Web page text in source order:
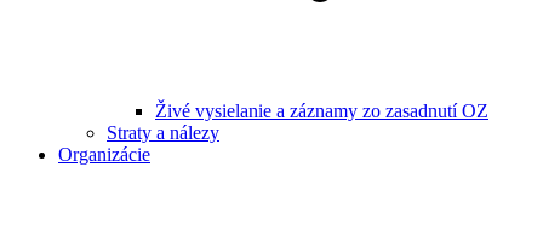
Živé vysielanie a záznamy zo zasadnutí OZ
Straty a nálezy
Organizácie